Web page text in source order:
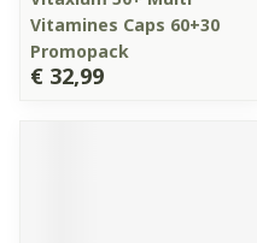
Vitamines Caps 60+30
Promopack
€ 32,99